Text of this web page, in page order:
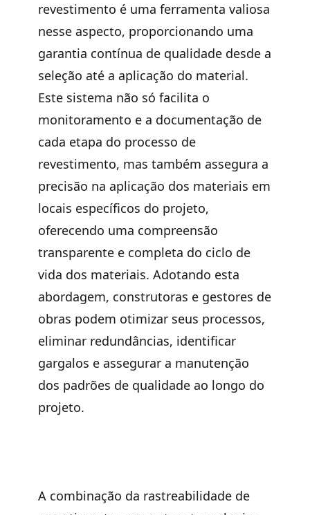
revestimento é uma ferramenta valiosa
nesse aspecto, proporcionando uma
garantia contínua de qualidade desde a
seleção até a aplicação do material.
Este sistema não só facilita o
monitoramento e a documentação de
cada etapa do processo de
revestimento, mas também assegura a
precisão na aplicação dos materiais em
locais específicos do projeto,
oferecendo uma compreensão
transparente e completa do ciclo de
vida dos materiais. Adotando esta
abordagem, construtoras e gestores de
obras podem otimizar seus processos,
eliminar redundâncias, identificar
gargalos e assegurar a manutenção
dos padrões de qualidade ao longo do
projeto.
A combinação da rastreabilidade de